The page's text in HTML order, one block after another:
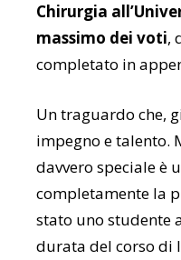
Chirurgia
massimo dei voti,
completato in
Un traguardo che,
impegno e talento.
davvero speciale è
completamente la
stato uno studente
durata del corso di